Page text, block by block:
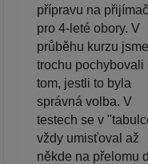
přípravu na
pro 4-leté obory. V
průběhu kurzu jsme
trochu pochybovali
tom, jestli to byla
správná volba. V
testech se v
vždy umisťoval až
někde na přelomu